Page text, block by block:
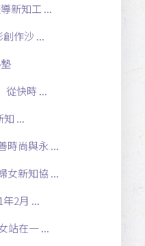
新知工 ...
作沙 ...
從快時 ...
知 ...
時尚與永 ...
女新知協 ...
2月 ...
站在一 ...